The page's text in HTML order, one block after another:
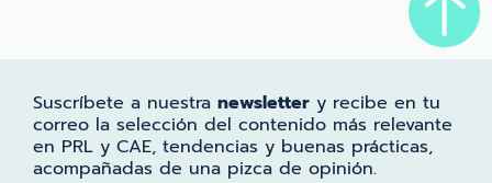
Suscríbete a nuestra newsletter y recibe en tu
correo la selección del contenido más relevante
en PRL y CAE, tendencias y buenas prácticas,
acompañadas de una pizca de opinión.